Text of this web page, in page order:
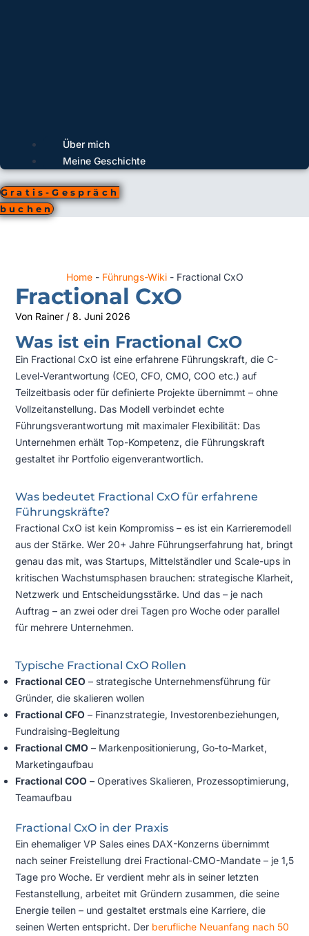
Über mich
Meine Geschichte
Gratis-Gespräch
buchen
Home- Führungs-Wiki- Fractional CxO
Fractional CxO
Von Rainer / 8. Juni 2026
Was ist ein Fractional CxO
Ein Fractional CxO ist eine erfahrene Führungskraft, die C-
Level-Verantwortung (CEO, CFO, CMO, COO etc.) auf
Teilzeitbasis oder für definierte Projekte übernimmt – ohne
Vollzeitanstellung. Das Modell verbindet echte
Führungsverantwortung mit maximaler Flexibilität: Das
Unternehmen erhält Top-Kompetenz, die Führungskraft
gestaltet ihr Portfolio eigenverantwortlich.
Was bedeutet Fractional CxO für erfahrene
Führungskräfte?
Fractional CxO ist kein Kompromiss – es ist ein Karrieremodell
aus der Stärke. Wer 20+ Jahre Führungserfahrung hat, bringt
genau das mit, was Startups, Mittelständler und Scale-ups in
kritischen Wachstumsphasen brauchen: strategische Klarheit,
Netzwerk und Entscheidungsstärke. Und das – je nach
Auftrag – an zwei oder drei Tagen pro Woche oder parallel
für mehrere Unternehmen.
Typische Fractional CxO Rollen
Fractional CEO – strategische Unternehmensführung für
Gründer, die skalieren wollen
Fractional CFO – Finanzstrategie, Investorenbeziehungen,
Fundraising-Begleitung
Fractional CMO – Markenpositionierung, Go-to-Market,
Marketingaufbau
Fractional COO – Operatives Skalieren, Prozessoptimierung,
Teamaufbau
Fractional CxO in der Praxis
Ein ehemaliger VP Sales eines DAX-Konzerns übernimmt
nach seiner Freistellung drei Fractional-CMO-Mandate – je 1,5
Tage pro Woche. Er verdient mehr als in seiner letzten
Festanstellung, arbeitet mit Gründern zusammen, die seine
Energie teilen – und gestaltet erstmals eine Karriere, die
seinen Werten entspricht. Der berufliche Neuanfang nach 50